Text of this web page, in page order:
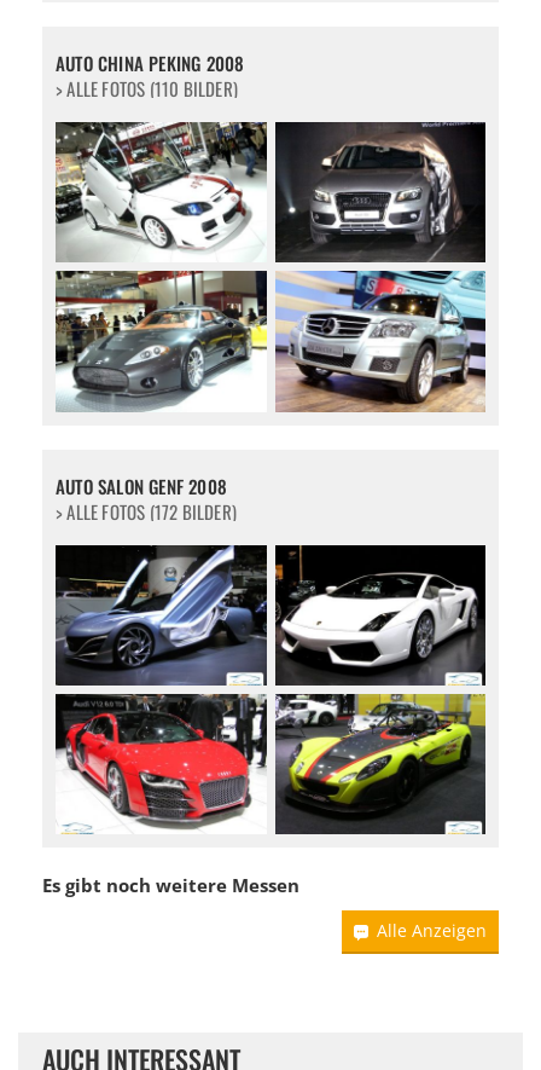
AUTO CHINA PEKING 2008
> ALLE FOTOS (110 BILDER)
AUTO SALON GENF 2008
> ALLE FOTOS (172 BILDER)
Es gibt noch weitere Messen
Alle Anzeigen
AUCH INTERESSANT